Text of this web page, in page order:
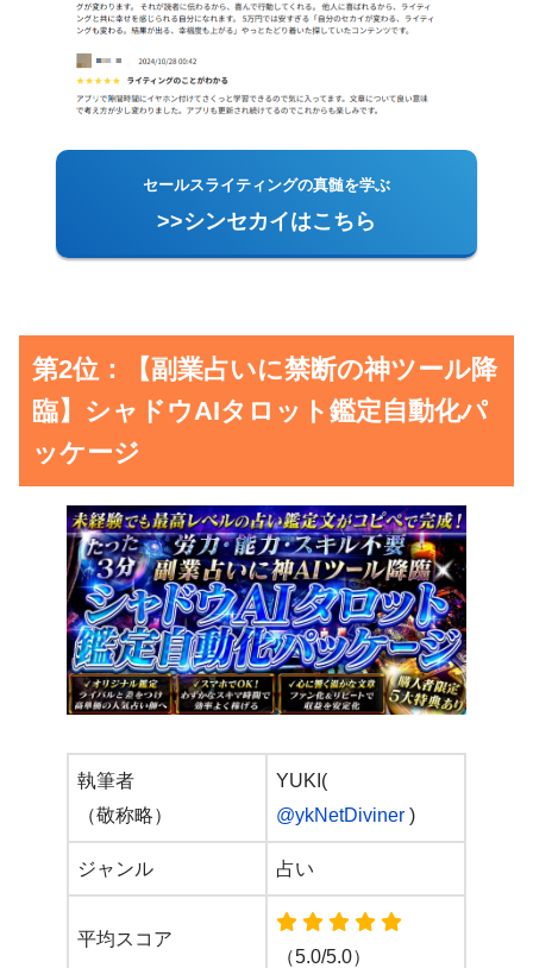
セールスライティングの真髄を学ぶ
>>シンセカイはこちら
第2位：【副業占いに禁断の神ツール降
臨】シャドウAIタロット鑑定自動化パ
ッケージ
執筆者
（敬称略）
YUKI(
@ykNetDiviner )
ジャンル 占い
平均スコア
（5.0/5.0）